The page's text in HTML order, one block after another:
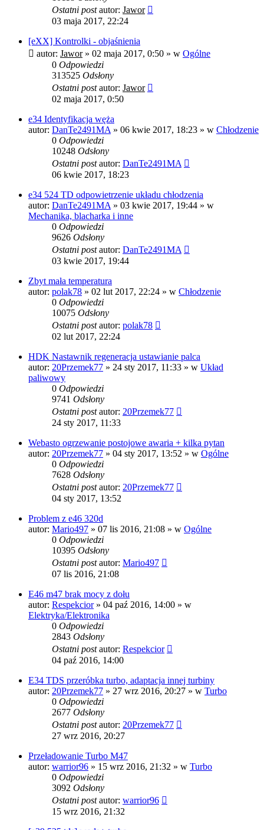
Ostatni postautor: Jawor
03 maja 2017, 22:24
[eXX] Kontrolki - objaśnienia
autor: Jawor» 02 maja 2017, 0:50 » w Ogólne
0 Odpowiedzi
313525 Odsłony
Ostatni postautor: Jawor
02 maja 2017, 0:50
e34 Identyfikacja węża
autor: DanTe2491MA » 06 kwie 2017, 18:23 » w Chłodzenie
0 Odpowiedzi
10248 Odsłony
Ostatni postautor: DanTe2491MA
06 kwie 2017, 18:23
e34 524 TD odpowietrzenie układu chłodzenia
autor: DanTe2491MA » 03 kwie 2017, 19:44 » w
Mechanika, blacharka i inne
0 Odpowiedzi
9626 Odsłony
Ostatni postautor: DanTe2491MA
03 kwie 2017, 19:44
Zbyt mała temperatura
autor: polak78 » 02 lut 2017, 22:24 » w Chłodzenie
0 Odpowiedzi
10075 Odsłony
Ostatni postautor: polak78
02 lut 2017, 22:24
HDK Nastawnik regeneracja ustawianie palca
autor: 20Przemek77 » 24 sty 2017, 11:33 » w Układ
paliwowy
0 Odpowiedzi
9741 Odsłony
Ostatni postautor: 20Przemek77
24 sty 2017, 11:33
Webasto ogrzewanie postojowe awaria + kilka pytan
autor: 20Przemek77 » 04 sty 2017, 13:52 » w Ogólne
0 Odpowiedzi
7628 Odsłony
Ostatni postautor: 20Przemek77
04 sty 2017, 13:52
Problem z e46 320d
autor: Mario497 » 07 lis 2016, 21:08 » w Ogólne
0 Odpowiedzi
10395 Odsłony
Ostatni postautor: Mario497
07 lis 2016, 21:08
E46 m47 brak mocy z dołu
autor: Respekcior» 04 paź 2016, 14:00 » w
Elektryka/Elektronika
0 Odpowiedzi
2843 Odsłony
Ostatni postautor: Respekcior
04 paź 2016, 14:00
E34 TDS przeróbka turbo, adaptacja innej turbiny
autor: 20Przemek77 » 27 wrz 2016, 20:27 » w Turbo
0 Odpowiedzi
2677 Odsłony
Ostatni postautor: 20Przemek77
27 wrz 2016, 20:27
Przeładowanie Turbo M47
autor: warrior96 » 15 wrz 2016, 21:32 » w Turbo
0 Odpowiedzi
3092 Odsłony
Ostatni postautor: warrior96
15 wrz 2016, 21:32